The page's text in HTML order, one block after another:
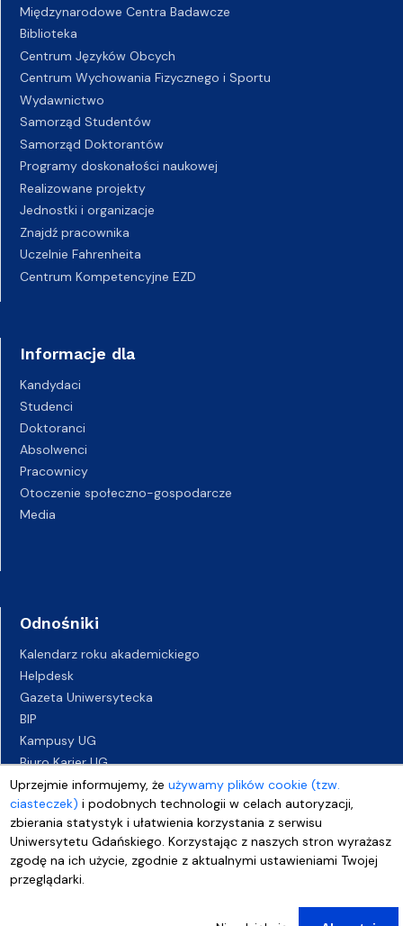
Uprzejmie informujemy, żeużywamy plików cookie (tzw.
ciasteczek) i podobnych technologii w celach autoryzacji,
zbierania statystyk i ułatwienia korzystania z serwisu
Uniwersytetu Gdańskiego. Korzystając z naszych stron wyrażasz
zgodę na ich użycie, zgodnie z aktualnymi ustawieniami Twojej
przeglądarki.
Międzynarodowe Centra Badawcze
Biblioteka
Centrum Języków Obcych
Centrum Wychowania Fizycznego i Sportu
Wydawnictwo
Samorząd Studentów
Samorząd Doktorantów
Programy doskonałości naukowej
Realizowane projekty
Jednostki i organizacje
Znajdź pracownika
Uczelnie Fahrenheita
Centrum Kompetencyjne EZD
Informacje dla
Kandydaci
Studenci
Doktoranci
Absolwenci
Pracownicy
Otoczenie społeczno-gospodarcze
Media
Odnośniki
Kalendarz roku akademickiego
Helpdesk
Gazeta Uniwersytecka
BIP
Kampusy UG
Biuro Karier UG
Oferty pracy
Deklaracja dostępności